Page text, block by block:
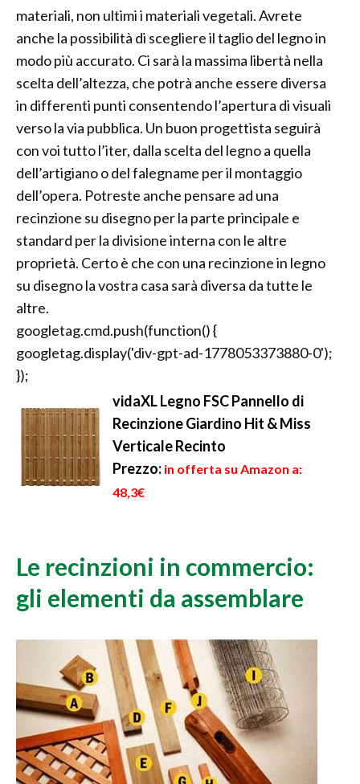
materiali, non ultimi i materiali vegetali. Avrete
anche la possibilità di scegliere il taglio del legno in
modo più accurato. Ci sarà la massima libertà nella
scelta dell’altezza, che potrà anche essere diversa
in differenti punti consentendo l’apertura di visuali
verso la via pubblica. Un buon progettista seguirà
con voi tutto l’iter, dalla scelta del legno a quella
dell’artigiano o del falegname per il montaggio
dell’opera. Potreste anche pensare ad una
recinzione su disegno per la parte principale e
standard per la divisione interna con le altre
proprietà. Certo è che con una recinzione in legno
su disegno la vostra casa sarà diversa da tutte le
altre.
googletag.cmd.push(function() {
googletag.display('div-gpt-ad-1778053373880-0');
});
vidaXL Legno FSC Pannello di
Recinzione Giardino Hit & Miss
Verticale Recinto
Prezzo: in offerta su Amazon a:
48,3€
Le recinzioni in commercio:
gli elementi da assemblare